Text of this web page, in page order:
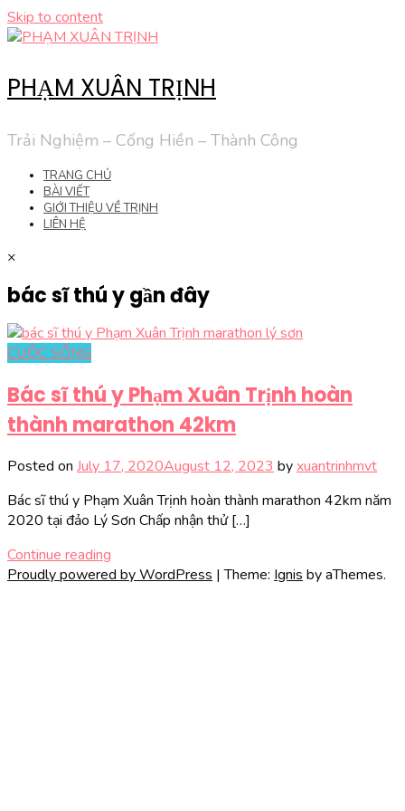
Skip to content
PHẠM XUÂN TRỊNH
Trải Nghiệm – Cống Hiền – Thành Công
TRANG CHỦ
BÀI VIẾT
GIỚI THIỆU VỀ TRỊNH
LIÊN HỆ
×
bác sĩ thú y gần đây
CUỘC SỐNG
Bác sĩ thú y Phạm Xuân Trịnh hoàn
thành marathon 42km
Posted on July 17, 2020August 12, 2023 byxuantrinhmvt
Bác sĩ thú y Phạm Xuân Trịnh hoàn thành marathon 42km năm
2020 tại đảo Lý Sơn Chấp nhận thử […]
Continue reading
Proudly powered by WordPress |Theme: Ignis by aThemes.